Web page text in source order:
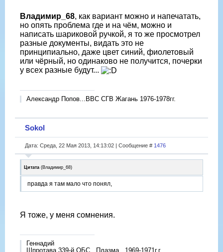
Владимир_68, как вариант можно и напечатать,
но опять проблема где и на чём, можно и
написать шариковой ручкой, я то же просмотрел
разные документы, видать это не
принципиально, даже цвет синий, фиолетовый
или чёрный, но одинаково не получится, почерки
у всех разные будут...
Александр Попов...ВВС СГВ Жагань 1976-1978гг.
Sokol
Дата: Среда, 22 Мая 2013, 14:13:02 | Сообщение # 1476
Цитата (Владимир_68)
правда я там мало что понял,
Я тоже, у меня сомнения.
Геннадий
Шпротава 339-й ОБС ,,Плазма,, 1969-1971г.г.